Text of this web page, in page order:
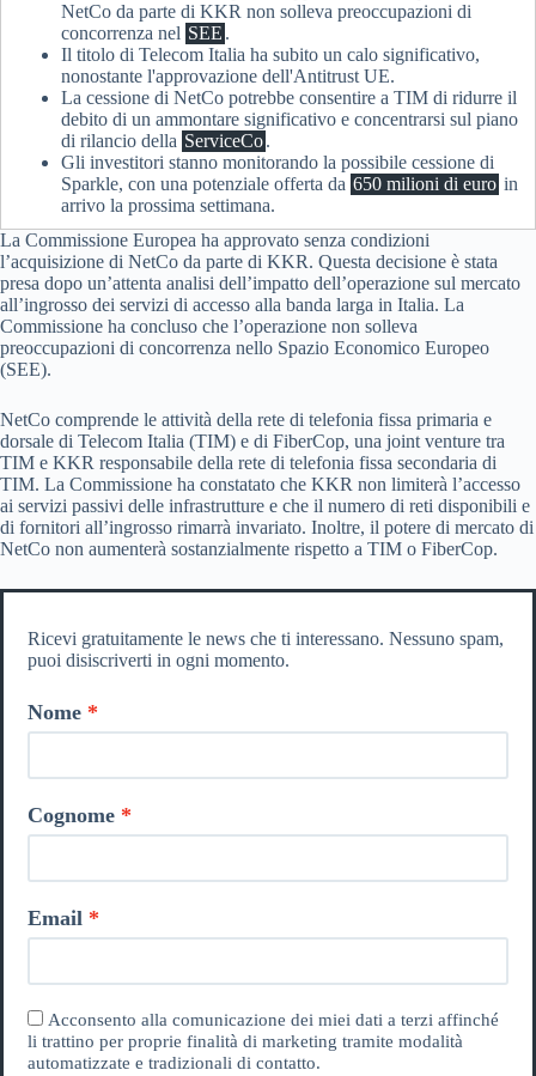
NetCo da parte di KKR non solleva preoccupazioni di
concorrenza nel SEE .
Il titolo di Telecom Italia ha subito un calo significativo,
nonostante l'approvazione dell'Antitrust UE.
La cessione di NetCo potrebbe consentire a TIM di ridurre il
debito di un ammontare significativo e concentrarsi sul piano
di rilancio della ServiceCo.
Gli investitori stanno monitorando la possibile cessione di
Sparkle, con una potenziale offerta da 650 milioni di euro in
arrivo la prossima settimana.
La Commissione Europea ha approvato senza condizioni
l’acquisizione di NetCo da parte di KKR. Questa decisione è stata
presa dopo un’attenta analisi dell’impatto dell’operazione sul mercato
all’ingrosso dei servizi di accesso alla banda larga in Italia. La
Commissione ha concluso che l’operazione non solleva
preoccupazioni di concorrenza nello Spazio Economico Europeo
(SEE).
NetCo comprende le attività della rete di telefonia fissa primaria e
dorsale di Telecom Italia (TIM) e di FiberCop, una joint venture tra
TIM e KKR responsabile della rete di telefonia fissa secondaria di
TIM. La Commissione ha constatato che KKR non limiterà l’accesso
ai servizi passivi delle infrastrutture e che il numero di reti disponibili e
di fornitori all’ingrosso rimarrà invariato. Inoltre, il potere di mercato di
NetCo non aumenterà sostanzialmente rispetto a TIM o FiberCop.
Ricevi gratuitamente le news che ti interessano. Nessuno spam,
puoi disiscriverti in ogni momento.
Nome
Cognome
Email
Acconsento alla comunicazione dei miei dati a terzi affinché
li trattino per proprie finalità di marketing tramite modalità
automatizzate e tradizionali di contatto.